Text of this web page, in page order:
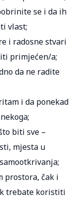
se i da ih
vlast;
i radosne stvari
primjećen/a;
da ne radite
i da ponekad
biti sve –
mjesta u
prostora, čak i
trebate koristiti